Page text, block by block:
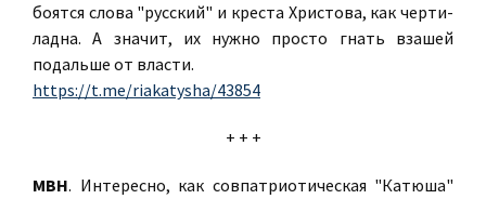
боятся слова "русский" и креста Христова, как черти-
ладна. А значит, их нужно просто гнать взашей
подальше от власти.
https://t.me/riakatysha/43854
+ + +
МВН. Интересно, как совпатриотическая "Катюша"